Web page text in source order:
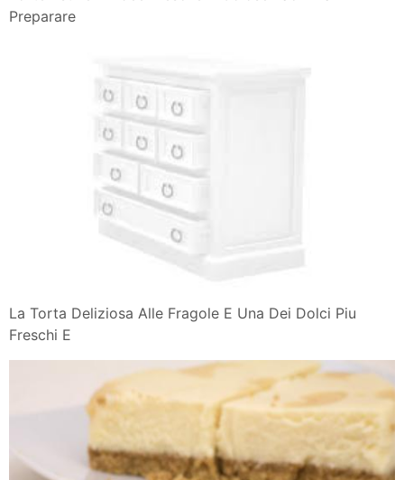
Preparare
La Torta Deliziosa Alle Fragole E Una Dei Dolci Piu
Freschi E